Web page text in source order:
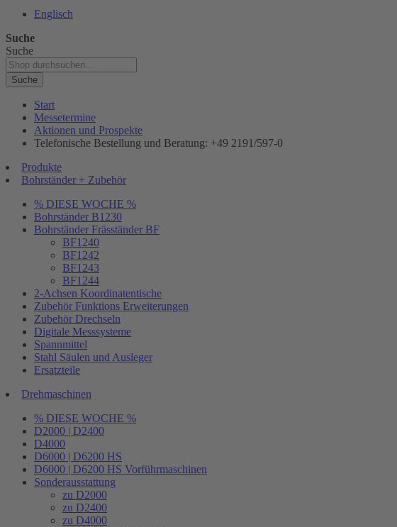
Englisch
Suche
Suche
Suche
Start
Messetermine
Aktionen und Prospekte
Telefonische Bestellung und Beratung: +49 2191/597-0
Produkte
Bohrständer + Zubehör
% DIESE WOCHE %
Bohrständer B1230
Bohrständer Fräsständer BF
BF1240
BF1242
BF1243
BF1244
2-Achsen Koordinatentische
Zubehör Funktions Erweiterungen
Zubehör Drechseln
Digitale Messsysteme
Spannmittel
Stahl Säulen und Ausleger
Ersatzteile
Drehmaschinen
% DIESE WOCHE %
D2000 | D2400
D4000
D6000 | D6200 HS
D6000 | D6200 HS Vorführmaschinen
Sonderausstattung
zu D2000
zu D2400
zu D4000